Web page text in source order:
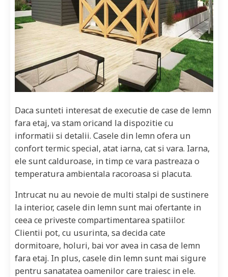
Daca sunteti interesat de executie de case de lemn
fara etaj, va stam oricand la dispozitie cu
informatii si detalii. Casele din lemn ofera un
confort termic special, atat iarna, cat si vara. Iarna,
ele sunt calduroase, in timp ce vara pastreaza o
temperatura ambientala racoroasa si placuta.
Intrucat nu au nevoie de multi stalpi de sustinere
la interior, casele din lemn sunt mai ofertante in
ceea ce priveste compartimentarea spatiilor.
Clientii pot, cu usurinta, sa decida cate
dormitoare, holuri, bai vor avea in casa de lemn
fara etaj. In plus, casele din lemn sunt mai sigure
pentru sanatatea oamenilor care traiesc in ele.